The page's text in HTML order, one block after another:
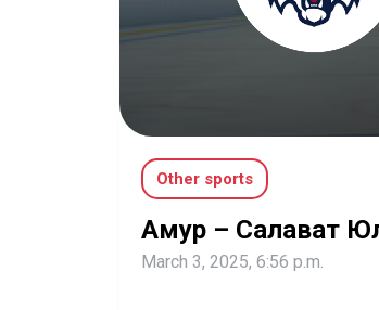
Other sports
Амур – Салават
March 3, 2025, 6:56 p.m.